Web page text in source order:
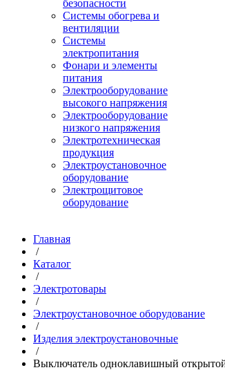
безопасности
Системы обогрева и
вентиляции
Системы
электропитания
Фонари и элементы
питания
Электрооборудование
высокого напряжения
Электрооборудование
низкого напряжения
Электротехническая
продукция
Электроустановочное
оборудование
Электрощитовое
оборудование
Главная
/
Каталог
/
Электротовары
/
Электроустановочное оборудование
/
Изделия электроустановочные
/
Выключатель одноклавишный